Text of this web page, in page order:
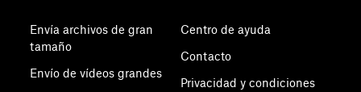
Envía archivos de gran
tamaño
Envío de vídeos grandes
Centro de ayuda
Contacto
Privacidad y condiciones